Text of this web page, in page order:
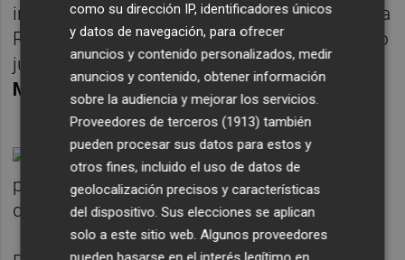
investigado a fondo el papel de la mujer en la
República;José Pascual Ortuño
, magistrado
jubilado; así como los escritoresCristina
Morano y Joseda Espejo.
como su dirección IP, identificadores únicos
y datos de navegación, para ofrecer
anuncios y contenido personalizados, medir
anuncios y contenido, obtener información
sobre la audiencia y mejorar los servicios.
Proveedores de terceros (1913) también
pueden procesar sus datos para estos y
otros fines, incluido el uso de datos de
geolocalización precisos y características
del dispositivo. Sus elecciones se aplican
solo a este sitio web. Algunos proveedores